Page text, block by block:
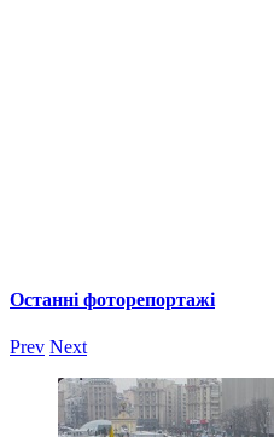
Останні фоторепортажі
Prev Next